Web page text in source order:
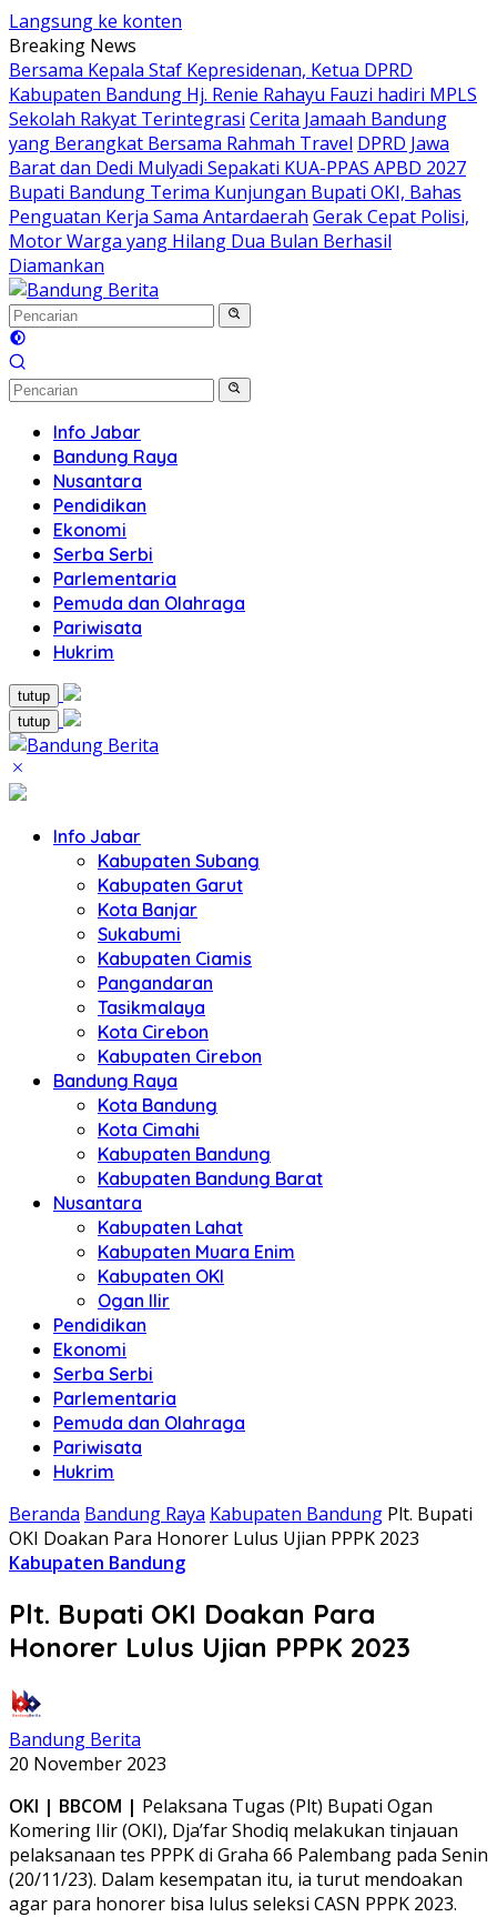
Langsung ke konten
Breaking News
Bersama Kepala Staf Kepresidenan, Ketua DPRD
Kabupaten Bandung Hj. Renie Rahayu Fauzi hadiri MPLS
Sekolah Rakyat Terintegrasi Cerita Jamaah Bandung
yang Berangkat Bersama Rahmah Travel DPRD Jawa
Barat dan Dedi Mulyadi Sepakati KUA-PPAS APBD 2027
Bupati Bandung Terima Kunjungan Bupati OKI, Bahas
Penguatan Kerja Sama Antardaerah Gerak Cepat Polisi,
Motor Warga yang Hilang Dua Bulan Berhasil
Diamankan
Info Jabar
Bandung Raya
Nusantara
Pendidikan
Ekonomi
Serba Serbi
Parlementaria
Pemuda dan Olahraga
Pariwisata
Hukrim
tutup
tutup
Info Jabar
Kabupaten Subang
Kabupaten Garut
Kota Banjar
Sukabumi
Kabupaten Ciamis
Pangandaran
Tasikmalaya
Kota Cirebon
Kabupaten Cirebon
Bandung Raya
Kota Bandung
Kota Cimahi
Kabupaten Bandung
Kabupaten Bandung Barat
Nusantara
Kabupaten Lahat
Kabupaten Muara Enim
Kabupaten OKI
Ogan Ilir
Pendidikan
Ekonomi
Serba Serbi
Parlementaria
Pemuda dan Olahraga
Pariwisata
Hukrim
Beranda Bandung Raya Kabupaten Bandung Plt. Bupati
OKI Doakan Para Honorer Lulus Ujian PPPK 2023
Kabupaten Bandung
Plt. Bupati OKI Doakan Para
Honorer Lulus Ujian PPPK 2023
Bandung Berita
20 November 2023
OKI | BBCOM | Pelaksana Tugas (Plt) Bupati Ogan
Komering Ilir (OKI), Dja’far Shodiq melakukan tinjauan
pelaksanaan tes PPPK di Graha 66 Palembang pada Senin
(20/11/23). Dalam kesempatan itu, ia turut mendoakan
agar para honorer bisa lulus seleksi CASN PPPK 2023.